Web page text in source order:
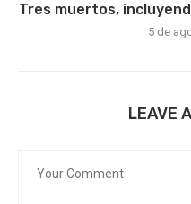
Tres muertos,
5 de
LEAVE